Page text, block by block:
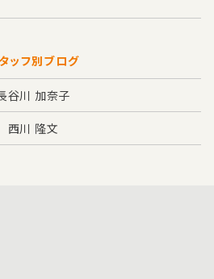
ッフ別ブログ
谷川 加奈子
西川 隆文